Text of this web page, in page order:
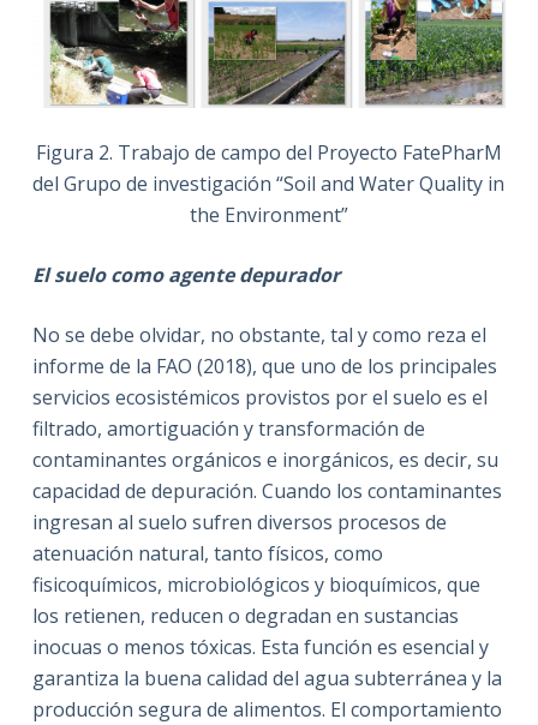
Figura 2. Trabajo de campo del Proyecto FatePharM
del Grupo de investigación “Soil and Water Quality in
the Environment”
El suelo como agente depurador
No se debe olvidar, no obstante, tal y como reza el
informe de la FAO (2018), que uno de los principales
servicios ecosistémicos provistos por el suelo es el
filtrado, amortiguación y transformación de
contaminantes orgánicos e inorgánicos, es decir, su
capacidad de depuración. Cuando los contaminantes
ingresan al suelo sufren diversos procesos de
atenuación natural, tanto físicos, como
fisicoquímicos, microbiológicos y bioquímicos, que
los retienen, reducen o degradan en sustancias
inocuas o menos tóxicas. Esta función es esencial y
garantiza la buena calidad del agua subterránea y la
producción segura de alimentos. El comportamiento